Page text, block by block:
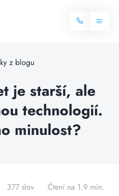
Toggle
Balíčky internetu
Více o internetu
Televize
z blogu
je starší, ale
technologií.
minulost?
377 slov Čtení na 1.9 min.